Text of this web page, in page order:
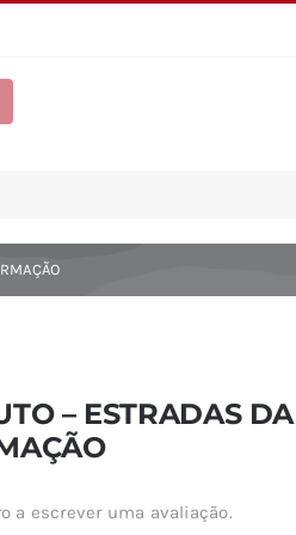
– ESTRADAS DA
a escrever uma avaliação.